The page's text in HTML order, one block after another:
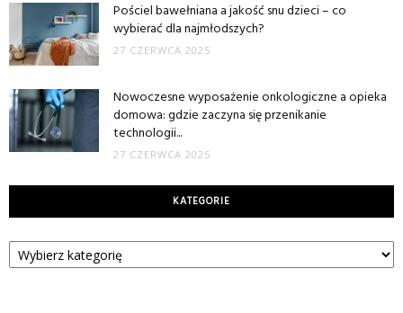
Pościel bawełniana a jakość snu dzieci – co
wybierać dla najmłodszych?
27 CZERWCA 2025
Nowoczesne wyposażenie onkologiczne a opieka
domowa: gdzie zaczyna się przenikanie
technologii...
27 CZERWCA 2025
KATEGORIE
Kategorie